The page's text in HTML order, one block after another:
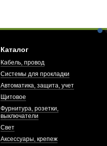
Каталог
Кабель, провод
Системы для прокладки
Автоматика, защита, учет
Щитовое
Фурнитура, розетки,
выключатели
Свет
Аксессуары, крепеж